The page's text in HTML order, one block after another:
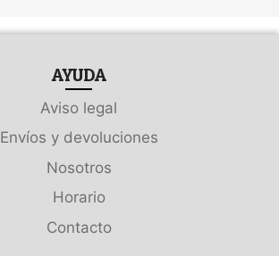
AYUDA
Aviso legal
Envíos y devoluciones
Nosotros
Horario
Contacto